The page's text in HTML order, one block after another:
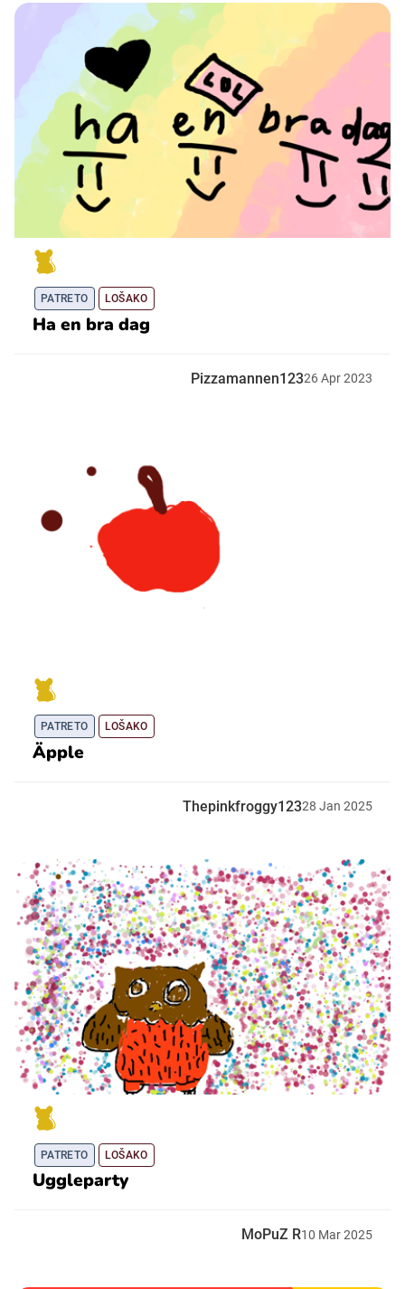
PATRETO LOŠAKO
Ha en bra dag
Pizzamannen12326Apr2023
PATRETO LOŠAKO
Äpple
Thepinkfroggy12328 Jan 2025
PATRETO LOŠAKO
Uggleparty
MoPuZ R10 Mar2025